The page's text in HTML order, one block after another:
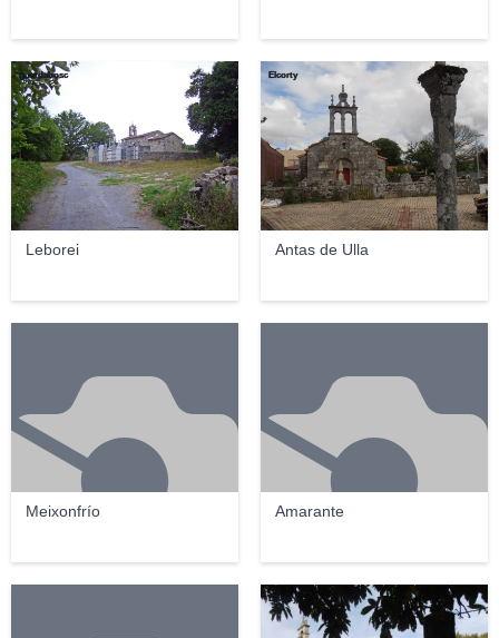
Leborei
guardabosc
Antas de Ulla
Elcorty
Meixonfrío Amarante
Elcorty